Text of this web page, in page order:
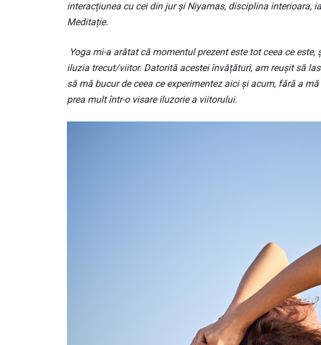
interacțiunea cu cei din jur și Niyamas, disciplina interioara,
Meditație.
Yoga mi-a arătat că momentul prezent este tot ceea ce
iluzia trecut/viitor. Datorită acestei învățături, am reușit să
să mă bucur de ceea ce experimentez aici și acum, fără a
prea mult într-o visare iluzorie a viitorului.